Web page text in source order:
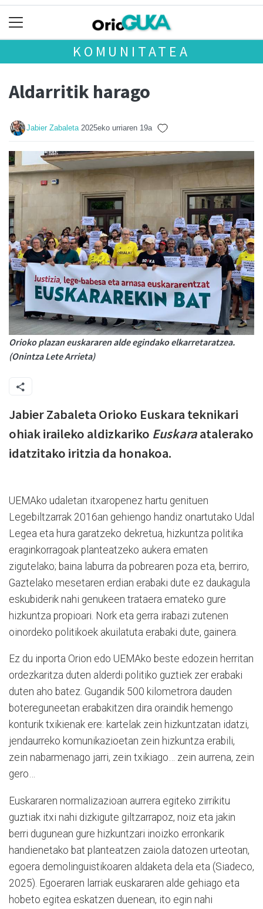
KOMUNITATEA
Aldarritik harago
Jabier Zabaleta 2025eko urriaren 19a
Orioko plazan euskararen alde egindako elkarretaratzea.
(Onintza Lete Arrieta)
Jabier Zabaleta Orioko Euskara teknikari
ohiak iraileko aldizkariko Euskaraatalerako
idatzitako iritzia da honakoa.
UEMAko udaletan itxaropenez hartu genituen
Legebiltzarrak 2016an gehiengo handiz onartutako Udal
Legea eta hura garatzeko dekretua, hizkuntza politika
eraginkorragoak planteatzeko aukera ematen
zigutelako; baina laburra da pobrearen poza eta, berriro,
Gaztelako mesetaren erdian erabaki dute ez daukagula
eskubiderik nahi genukeen trataera emateko gure
hizkuntza propioari. Nork eta gerra irabazi zutenen
oinordeko politikoek akuilatuta erabaki dute, gainera.
Ez du inporta Orion edo UEMAko beste edozein herritan
ordezkaritza duten alderdi politiko guztiek zer erabaki
duten aho batez. Gugandik 500 kilometrora dauden
botereguneetan erabakitzen dira oraindik hemengo
konturik txikienak ere: kartelak zein hizkuntzatan idatzi,
jendaurreko komunikazioetan zein hizkuntza erabili,
zein nabarmenago jarri, zein txikiago… zein aurrena, zein
gero…
Euskararen normalizazioan aurrera egiteko zirrikitu
guztiak itxi nahi dizkigute giltzarrapoz, noiz eta jakin
berri dugunean gure hizkuntzari inoizko erronkarik
handienetako bat planteatzen zaiola datozen urteotan,
egoera demolinguistikoaren aldaketa dela eta (Siadeco,
2025). Egoeraren larriak euskararen alde gehiago eta
hobeto egitea eskatzen duenean, ito egin nahi